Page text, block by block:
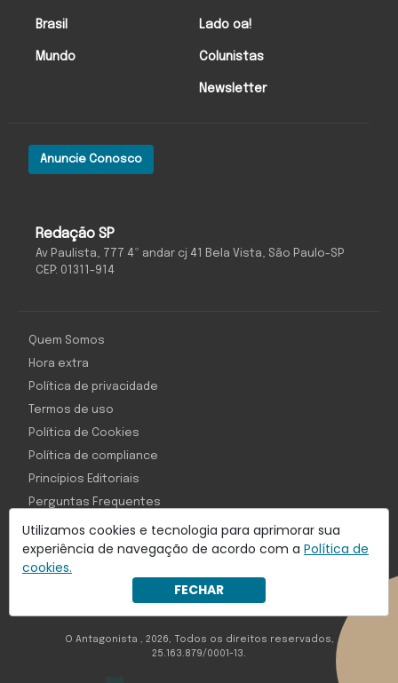
Utilizamos cookies e tecnologia para aprimorar sua
experiência de navegação de acordo com a Política de
cookies.
FECHAR
Redação SP
Av Paulista, 777 4º andar cj 41 Bela Vista, São Paulo-SP
CEP: 01311-914
Anuncie Conosco
Brasil
Mundo
Lado oa!
Colunistas
Newsletter
Com inteligência e tecnologia:
Object1ve - Marketing Solution
Quem Somos
Hora extra
Política de privacidade
Termos de uso
Política de Cookies
Política de compliance
Princípios Editoriais
Perguntas Frequentes
O Antagonista , 2026, Todos os direitos reservados,
25.163.879/0001-13.